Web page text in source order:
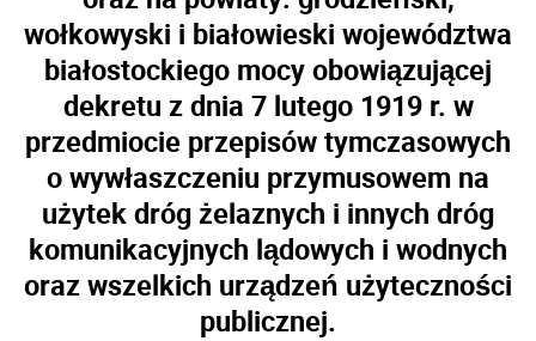
wołkowyski i białowieski województwa
białostockiego mocy obowiązującej
dekretu z dnia 7 lutego 1919 r. w
przedmiocie przepisów tymczasowych
o wywłaszczeniu przymusowem na
użytek dróg żelaznych i innych dróg
komunikacyjnych lądowych i wodnych
oraz wszelkich urządzeń użyteczności
publicznej.